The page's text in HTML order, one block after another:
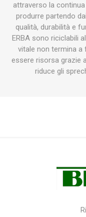
attraverso la
produrre partendo
qualità, durabilità e
ERBA sono riciclabili
vitale non termina
essere risorsa grazie
riduce gli